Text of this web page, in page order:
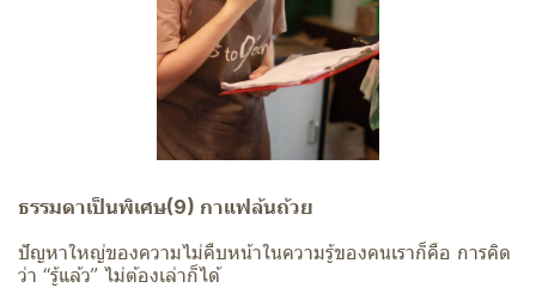
ธรรมดาเป็นพิเศษ(9) กาแฟล้นถ้วย
ปัญหาใหญ่ของความไม่คืบหน้าในความรู้ของคนเราก็คือ การคิด
ว่า “รู้แล้ว” ไม่ต้องเล่าก็ได้